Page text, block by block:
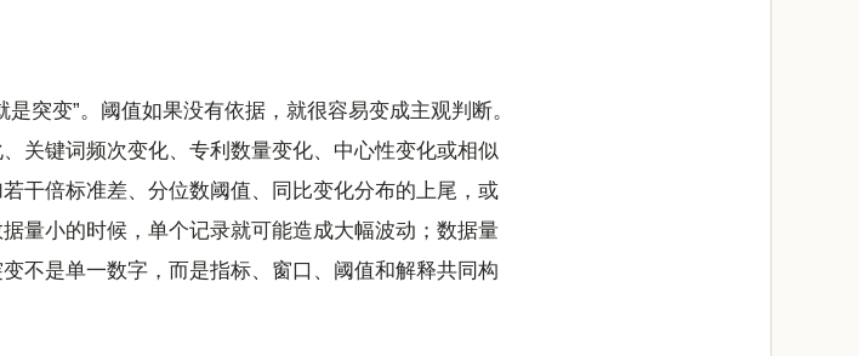
突变”。阈值如果没有依据，就很容易变成主观判断。
关键词频次变化、专利数量变化、中心性变化或相似
干倍标准差、分位数阈值、同比变化分布的上尾，或
量小的时候，单个记录就可能造成大幅波动；数据量
不是单一数字，而是指标、窗口、阈值和解释共同构